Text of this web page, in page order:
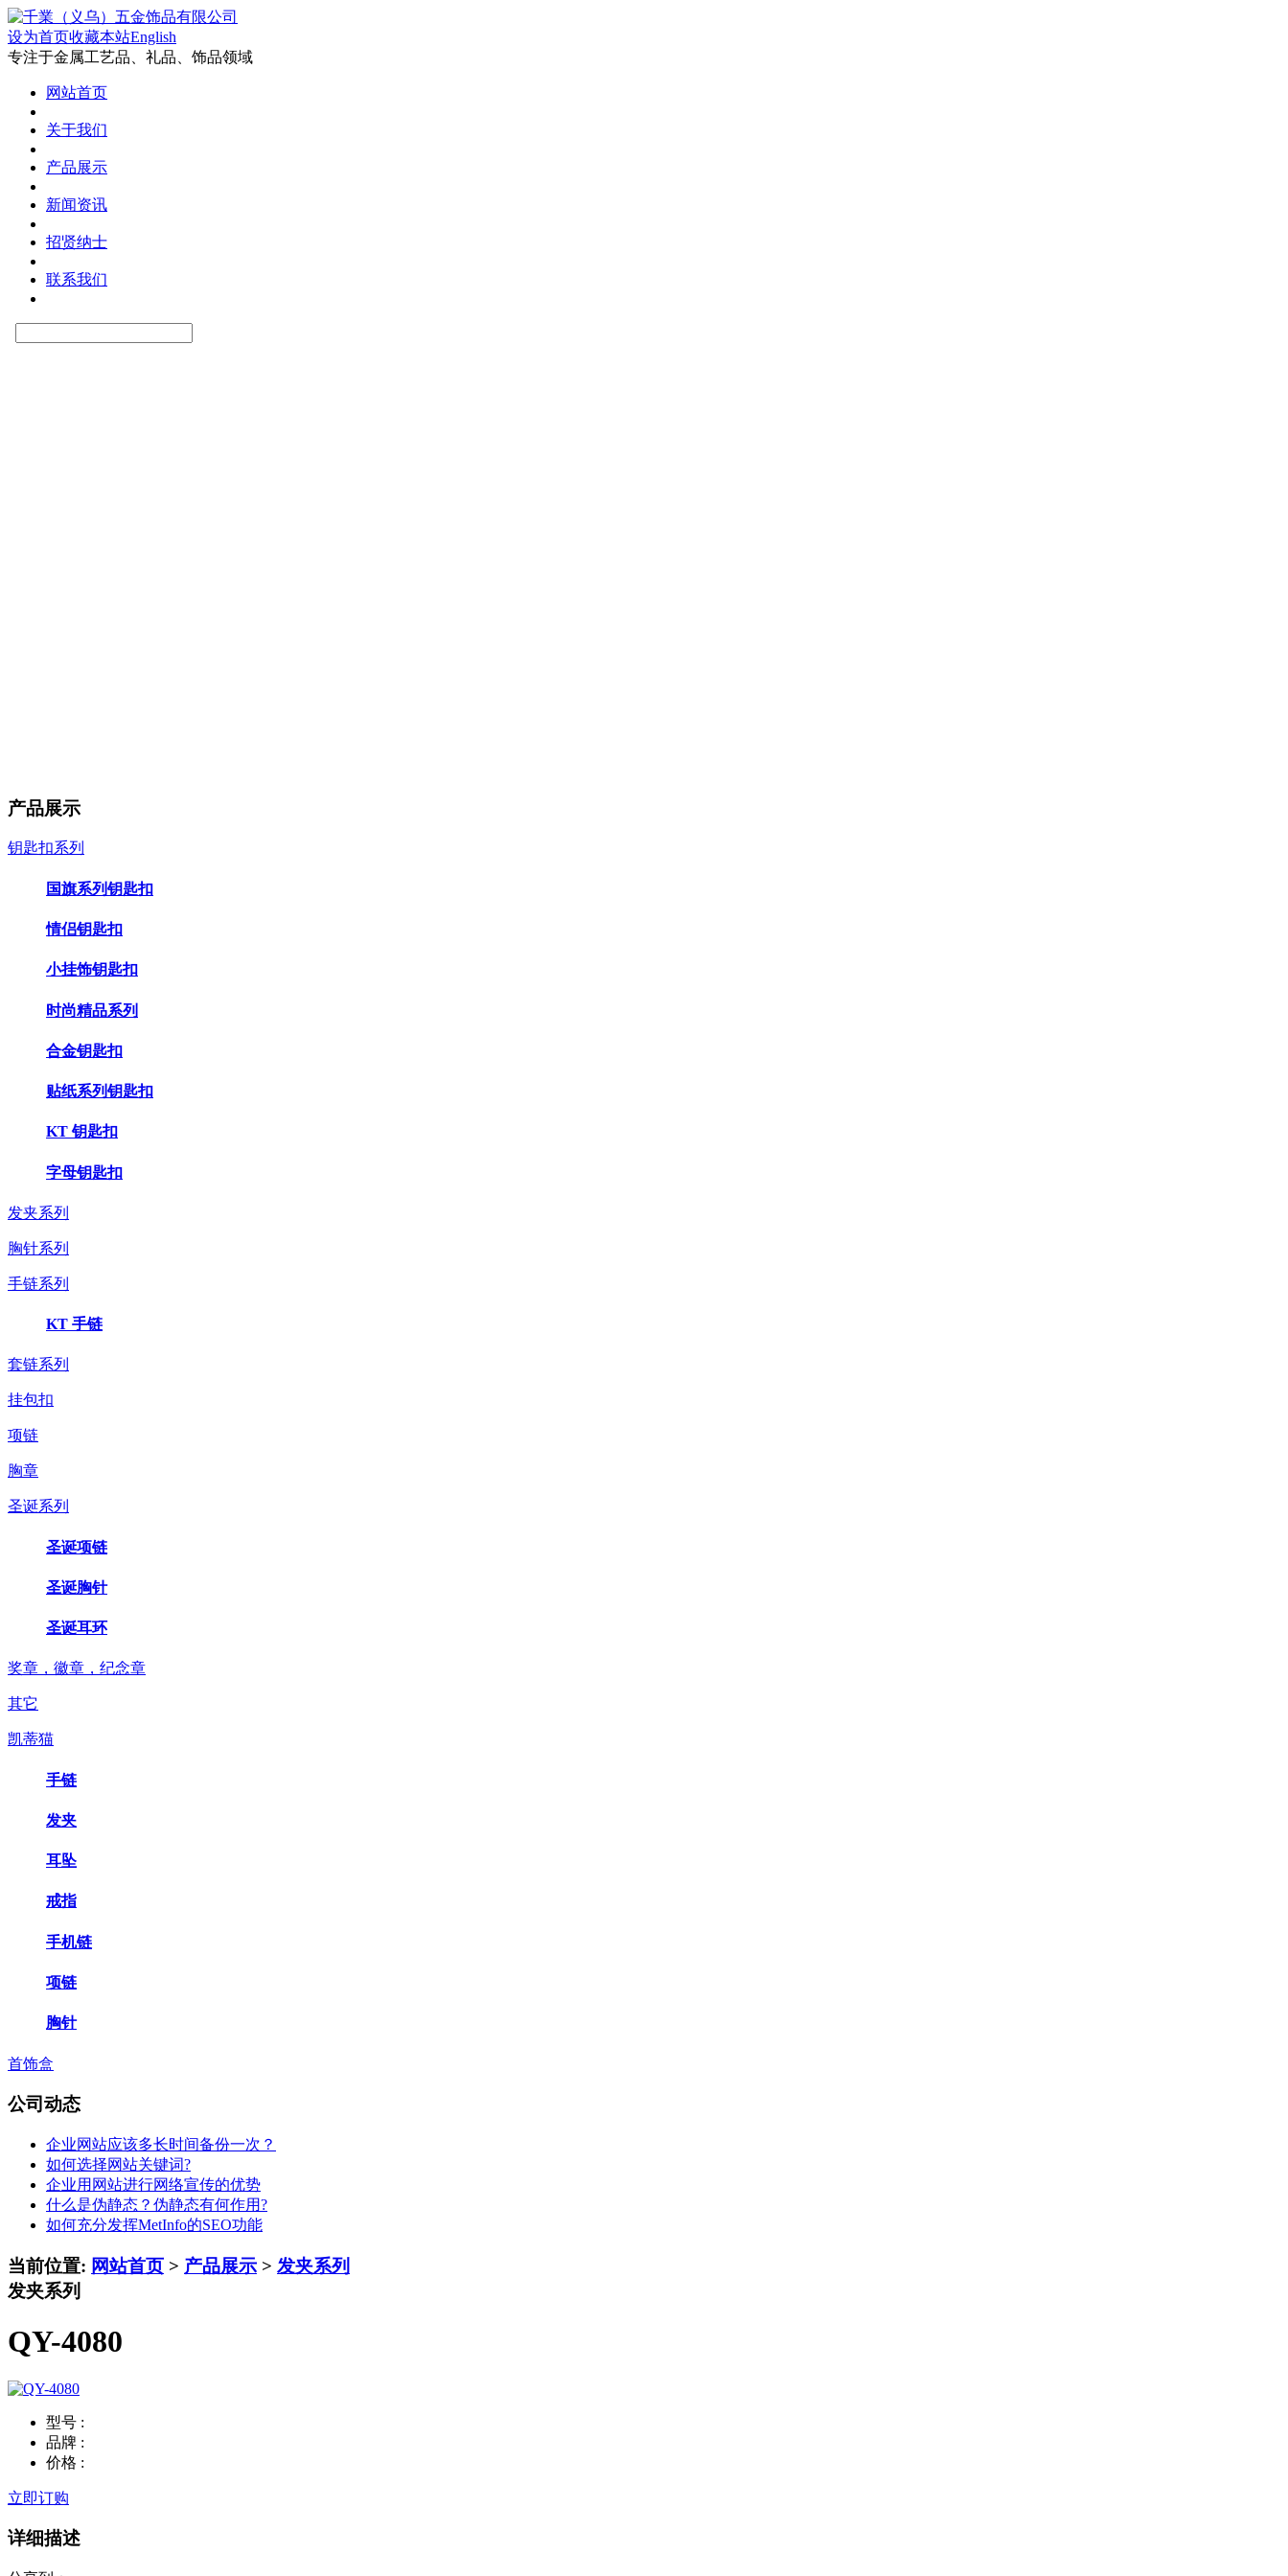
设为首页收藏本站English
专注于金属工艺品、礼品、饰品领域
网站首页
关于我们
产品展示
新闻资讯
招贤纳士
联系我们
产品展示
钥匙扣系列
国旗系列钥匙扣
情侣钥匙扣
小挂饰钥匙扣
时尚精品系列
合金钥匙扣
贴纸系列钥匙扣
KT 钥匙扣
字母钥匙扣
发夹系列
胸针系列
手链系列
KT 手链
套链系列
挂包扣
项链
胸章
圣诞系列
圣诞项链
圣诞胸针
圣诞耳环
奖章，徽章，纪念章
其它
凯蒂猫
手链
发夹
耳坠
戒指
手机链
项链
胸针
首饰盒
公司动态
企业网站应该多长时间备份一次？
如何选择网站关键词?
企业用网站进行网络宣传的优势
什么是伪静态？伪静态有何作用?
如何充分发挥MetInfo的SEO功能
当前位置: 网站首页 > 产品展示 > 发夹系列
发夹系列
QY-4080
型号 :
品牌 :
价格 :
立即订购
详细描述